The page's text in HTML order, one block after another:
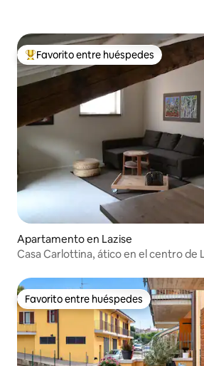
Favorito entre huéspedes preferido
Favorito entre huéspedes
Apartamento en Lazise
Casa Carlottina, ático en el centro de
Favorito entre huéspedes
Favorito entre huéspedes